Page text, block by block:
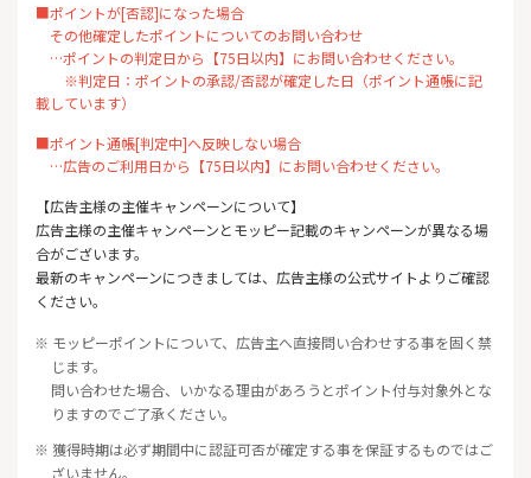
■ポイントが[否認]になった場合
その他確定したポイントについてのお問い合わせ
…ポイントの判定日から【75日以内】にお問い合わせください。
※判定日：ポイントの承認/否認が確定した日（ポイント通帳に記
載しています）
■ポイント通帳[判定中]へ反映しない場合
…広告のご利用日から【75日以内】にお問い合わせください。
【広告主様の主催キャンペーンについて】
広告主様の主催キャンペーンとモッピー記載のキャンペーンが異なる場
合がございます。
最新のキャンペーンにつきましては、広告主様の公式サイトよりご確認
ください。
※ モッピーポイントについて、広告主へ直接問い合わせする事を固く禁
じます。
問い合わせた場合、いかなる理由があろうとポイント付与対象外とな
りますのでご了承ください。
※ 獲得時期は必ず期間中に認証可否が確定する事を保証するものではご
ざいません。